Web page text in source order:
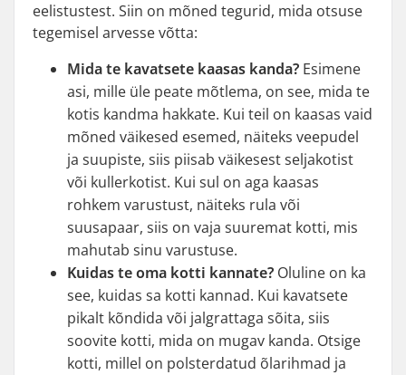
eelistustest. Siin on mõned tegurid, mida otsuse
tegemisel arvesse võtta:
Mida te kavatsete kaasas kanda? Esimene
asi, mille üle peate mõtlema, on see, mida te
kotis kandma hakkate. Kui teil on kaasas vaid
mõned väikesed esemed, näiteks veepudel
ja suupiste, siis piisab väikesest seljakotist
või kullerkotist. Kui sul on aga kaasas
rohkem varustust, näiteks rula või
suusapaar, siis on vaja suuremat kotti, mis
mahutab sinu varustuse.
Kuidas te oma kotti kannate? Oluline on ka
see, kuidas sa kotti kannad. Kui kavatsete
pikalt kõndida või jalgrattaga sõita, siis
soovite kotti, mida on mugav kanda. Otsige
kotti, millel on polsterdatud õlarihmad ja